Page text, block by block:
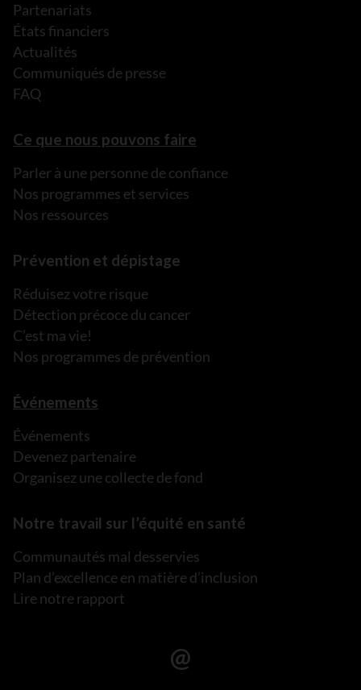
Partenariats
États financiers
Actualités
Communiqués de presse
FAQ
Ce que nous pouvons faire
Parler à une personne de confiance
Nos programmes et services
Nos ressources
Prévention et dépistage
Réduisez votre risque
Détection précoce du cancer
C’est ma vie!
Nos programmes de prévention
Événements
Événements
Devenez partenaire
Organisez une collecte de fond
Notre travail sur l’équité en santé
Communautés mal desservies
Plan d’excellence en matière d’inclusion
Lire notre rapport